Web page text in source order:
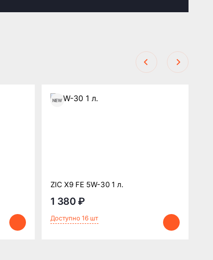
ZIC X9 FE 5W-30 1 л.
1 380 ₽
Доступно 16 шт